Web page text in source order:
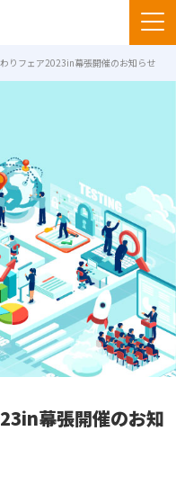
りフェア2023in幕張開催のお知らせ
幕張開催のお知